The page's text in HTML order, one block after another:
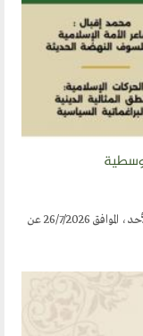
صدور العدد (48) من مجلة الوسطية صدر اليوم الأحد، الموافق 26/7/2026 عن